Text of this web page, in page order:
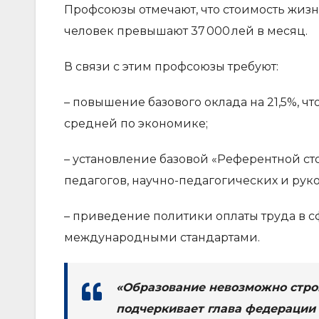
Профсоюзы отмечают, что стоимость
человек превышают 37 000 лей в месяц.
В связи с этим профсоюзы требуют:
– повышение базового оклада на 21,5%,
средней по экономике;
– установление базовой «Референтной
педагогов, научно-педагогических и
– приведение политики оплаты труда в
международными стандартами.
«Образование невозможно
подчеркивает глава